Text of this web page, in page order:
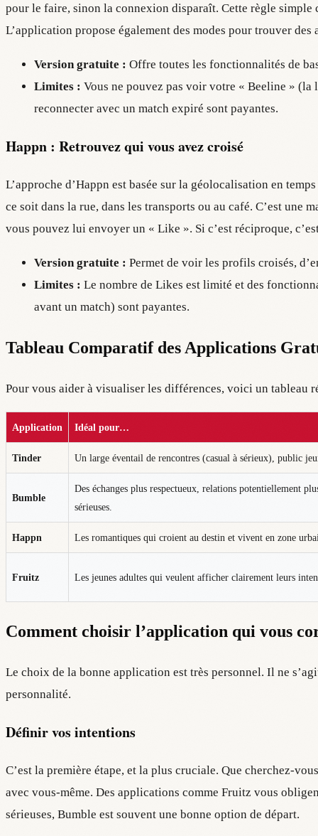
pour le faire, sinon la connexion disparaît. Cette règle simple
L’application propose également des modes pour trouver
Version gratuite : Offre toutes les fonctionnalités de
Limites : Vous ne pouvez pas voir votre « Beeline »
reconnecter avec un match expiré sont payantes.
Happn : Retrouvez qui vous avez croisé
L’approche d’Happn est basée sur la géolocalisation en
ce soit dans la rue, dans les transports ou au café. C’est une
vous pouvez lui envoyer un « Like ». Si c’est réciproque,
Version gratuite : Permet de voir les profils croisés,
Limites : Le nombre de Likes est limité et des
avant un match) sont payantes.
Tableau Comparatif des Applications
Pour vous aider à visualiser les différences, voici un tableau
Application Idéal pour…
Tinder Un large éventail de rencontres (casual à sérieux), public
Bumble
Des échanges plus respectueux, relations potentiellement
sérieuses.
Happn Les romantiques qui croient au destin et vivent en zone
Fruitz Les jeunes adultes qui veulent afficher clairement leurs
Comment choisir l’application qui vous
Le choix de la bonne application est très personnel. Il ne
personnalité.
Définir vos intentions
C’est la première étape, et la plus cruciale. Que cherchez-
avec vous-même. Des applications comme Fruitz vous
sérieuses, Bumble est souvent une bonne option de départ.